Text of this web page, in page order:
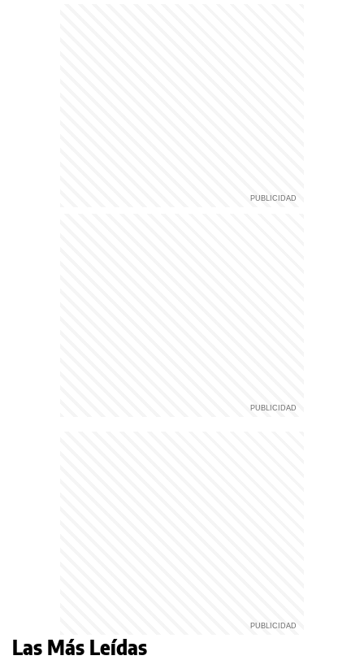
Las Más Leídas